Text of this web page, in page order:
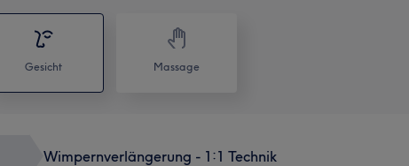
Gesicht Massage
Wimpernverlängerung - 1:1 Technik